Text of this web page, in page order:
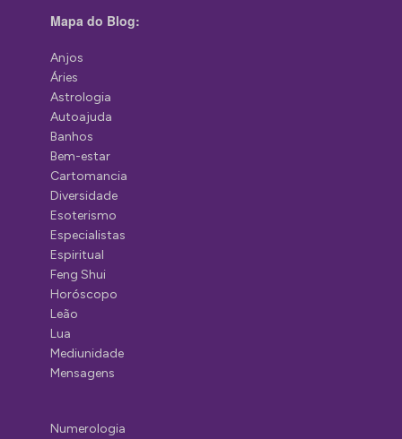
Mapa do Blog:
Anjos
Áries
Astrologia
Autoajuda
Banhos
Bem-estar
Cartomancia
Diversidade
Esoterismo
Especialistas
Espiritual
Feng Shui
Horóscopo
Leão
Lua
Mediunidade
Mensagens
Numerologia